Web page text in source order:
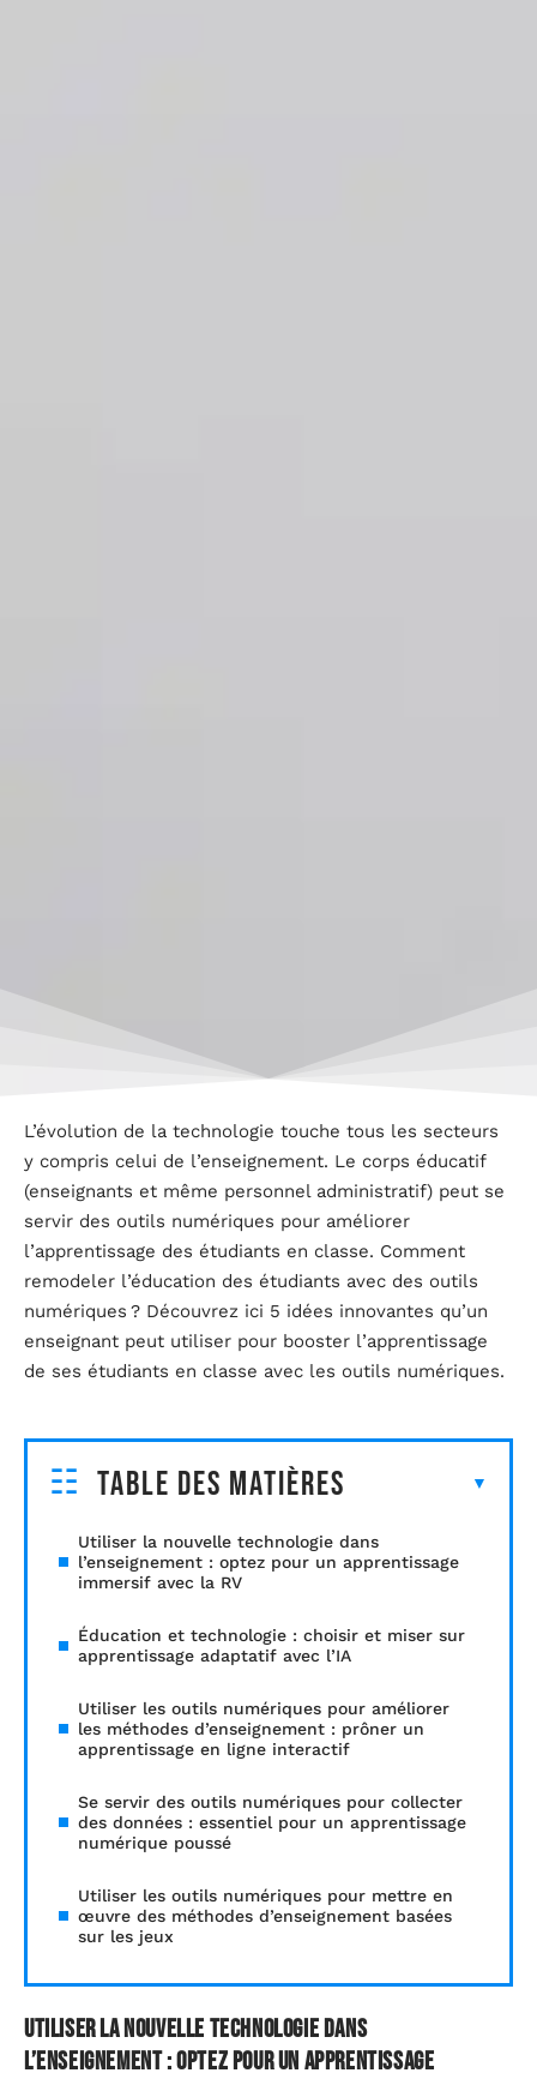
L’évolution de la technologie touche tous les secteurs
y compris celui de l’enseignement. Le corps éducatif
(enseignants et même personnel administratif) peut se
servir des outils numériques pour améliorer
l’apprentissage des étudiants en classe. Comment
remodeler l’éducation des étudiants avec des outils
numériques ? Découvrez ici 5 idées innovantes qu’un
enseignant peut utiliser pour booster l’apprentissage
de ses étudiants en classe avec les outils numériques.
Table des matières
Utiliser la nouvelle technologie dans
l’enseignement : optez pour un apprentissage
immersif avec la RV
Éducation et technologie : choisir et miser sur
apprentissage adaptatif avec l’IA
Utiliser les outils numériques pour améliorer
les méthodes d’enseignement : prôner un
apprentissage en ligne interactif
Se servir des outils numériques pour collecter
des données : essentiel pour un apprentissage
numérique poussé
Utiliser les outils numériques pour mettre en
œuvre des méthodes d’enseignement basées
sur les jeux
Utiliser la nouvelle technologie dans
l’enseignement : optez pour un apprentissage